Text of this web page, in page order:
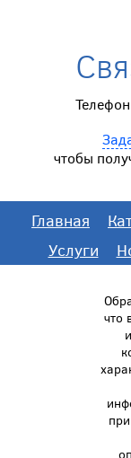
чтобы
Главная
Услуги
что